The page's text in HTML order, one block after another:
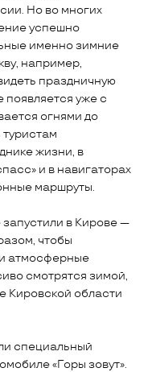
Но во многих
успешно
именно зимние
например,
праздничную
появляется уже с
огнями до
жизни, в
и в навигаторах
маршруты.
в Кирове —
чтобы
атмосферные
смотрятся зимой,
Кировской области
специальный
«Горы зовут».